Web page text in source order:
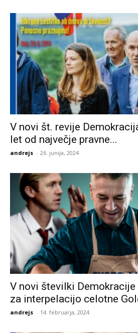
V novi št. revije
let od največje pravne...
andrejs - 26. junija, 2024
V novi številki Demokracije
za interpelacijo celotne
andrejs - 14. februarja, 2024